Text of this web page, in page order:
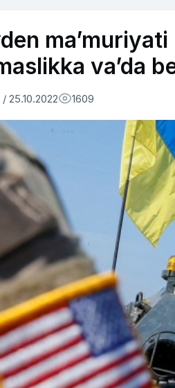
va’da
/ 25.10.2022 1609